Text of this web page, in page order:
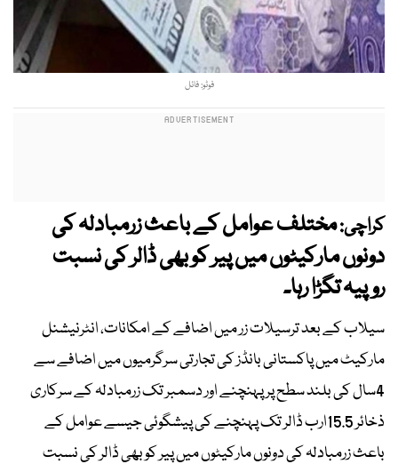
فوٹو: فائل
کراچی:مختلف عوامل کے باعث زرمبادلہ کی
دونوں مارکیٹوں میں پیر کو بھی ڈالر کی نسبت
روپیہ تگڑا رہا۔
سیلاب کے بعد ترسیلات زر میں اضافے کے امکانات، انٹرنیشنل
مارکیٹ میں پاکستانی بانڈز کی تجارتی سرگرمیوں میں اضافے سے
4سال کی بلند سطح پر پہنچنے اور دسمبر تک زرمبادلہ کے سرکاری
ذخائر 15.5ارب ڈالر تک پہنچنے کی پیشگوئی جیسے عوامل کے
باعث زرمبادلہ کی دونوں مارکیٹوں میں پیر کو بھی ڈالر کی نسبت